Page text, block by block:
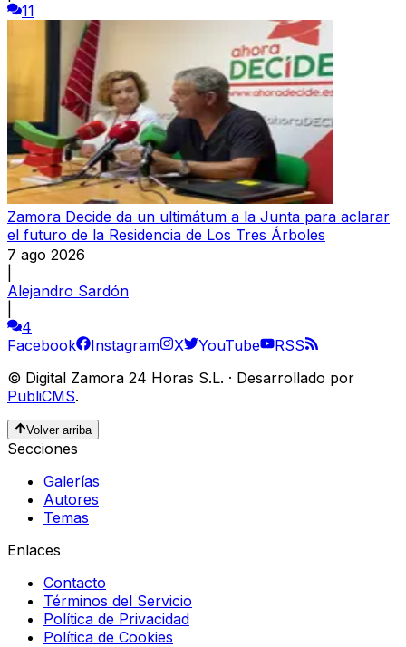
11
Zamora Decide da un ultimátum a la Junta para aclarar
el futuro de la Residencia de Los Tres Árboles
7 ago 2026
Alejandro Sardón
4
Facebook
Instagram X YouTube
RSS
© Digital Zamora 24 Horas S.L. · Desarrollado por
PubliCMS.
Volver arriba
Secciones
Galerías
Autores
Temas
Enlaces
Contacto
Términos del Servicio
Política de Privacidad
Política de Cookies